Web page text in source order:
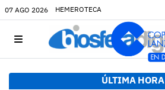
07 AGO 2026 HEMEROTECA
ÚLTIMA HORA